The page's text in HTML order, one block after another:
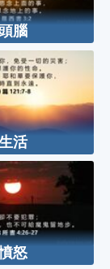
腦
活
怒